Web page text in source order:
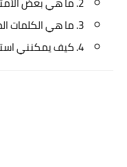
3. ما هي الكلمات المفتاحية؟
4. كيف يمكنني استخراج الكلمة المفتاحية؟